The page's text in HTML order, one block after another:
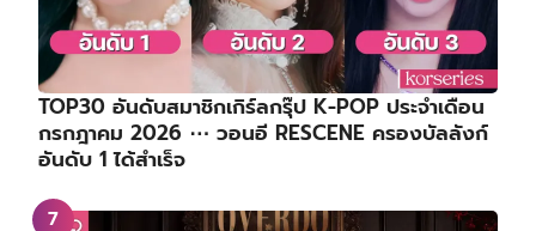
TOP30 อันดับสมาชิกเกิร์ลกรุ๊ป K-POP ประจำเดือน
กรกฎาคม 2026 ⋯ วอนอี RESCENE ครองบัลลังก์
อันดับ 1 ได้สำเร็จ